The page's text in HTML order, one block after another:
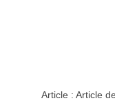
Article : Article